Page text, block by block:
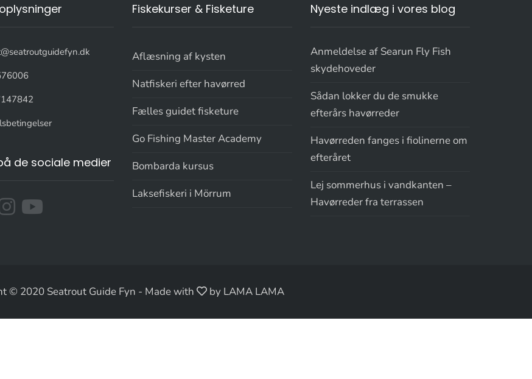
de sociale medier
Fiskekurser & Fisketure
Aflæsning af kysten
Natfiskeri efter havørred
Fælles guidet fisketure
Go Fishing Master Academy
Bombarda kursus
Laksefiskeri i Mörrum
Nyeste indlæg i vores blog
Anmeldelse af Searun Fly Fish
skydehoveder
Sådan lokker du de smukke
efterårs havørreder
Havørreden fanges i fiolinerne om
efteråret
Lej sommerhus i vandkanten –
Havørreder fra terrassen
© 2020 Seatrout Guide Fyn - Made with by LAMA LAMA